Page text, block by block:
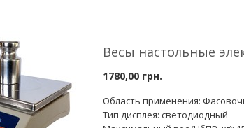
Весы настольные
1780,00 грн.
Область применения:
Тип дисплея: светодиодный